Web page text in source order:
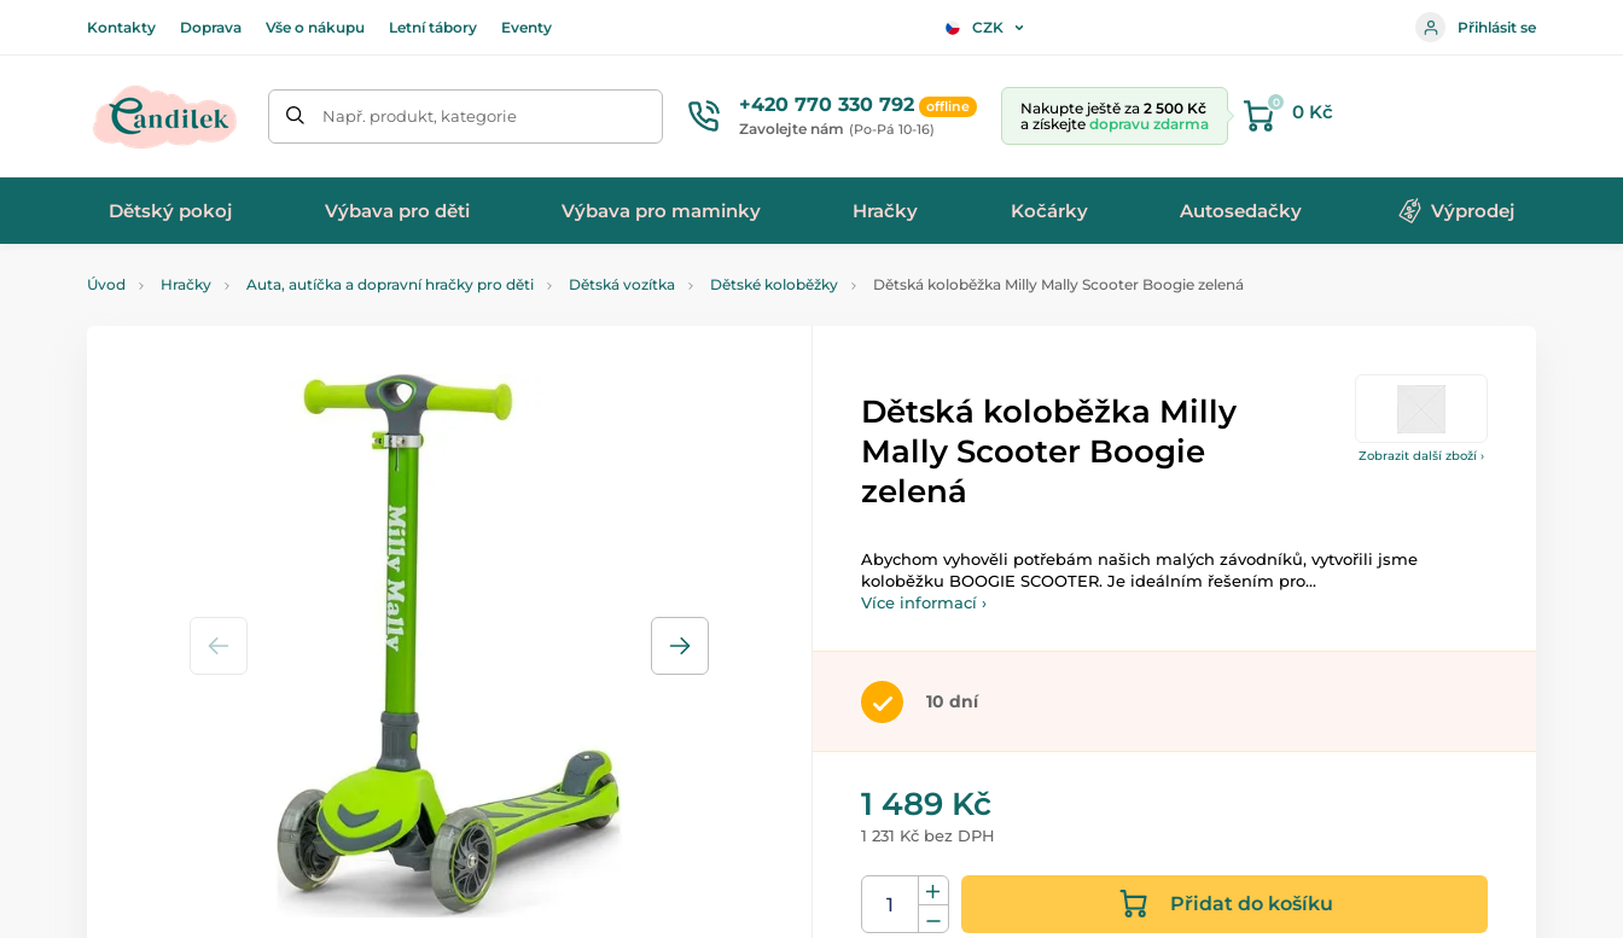
Kontakty Doprava Vše o nákupu Letní tábory Eventy CZK Přihlásit se
Např. produkt, kategorie +420 770 330 792 offline
Zavolejte nám (Po-Pá 10-16)
Nakupte ještě za 2 500 Kč
a získejte dopravu zdarma
0 0 Kč
Dětský pokoj Výbava pro děti Výbava pro maminky Hračky Kočárky Autosedačky Výprodej
Úvod Hračky Auta, autíčka a dopravní hračky pro děti Dětská vozítka Dětské koloběžky Dětská koloběžka Milly Mally Scooter Boogie zelená
Zobrazit další zboží ›
Dětská koloběžka Milly
Mally Scooter Boogie
zelená
Abychom vyhověli potřebám našich malých závodníků, vytvořili jsme
koloběžku BOOGIE SCOOTER. Je ideálním řešením pro...
Více informací ›
10 dní
1 489 Kč
1 231 Kč bez DPH
Přidat do košíku